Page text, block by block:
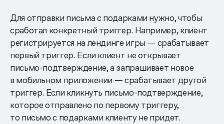
Для отправки письма с подарками нужно, чтобы
сработал конкретный триггер. Например, клиент
регистрируется на лендинге игры — срабатывает
первый триггер. Если клиент не открывает
письмо-подтверждение, а запрашивает новое
в мобильном приложении — срабатывает другой
триггер. Если кликнуть письмо-подтверждение,
которое отправлено по первому триггеру,
то письмо с подарками клиенту не придет.